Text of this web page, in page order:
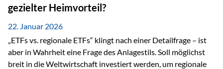
gezielter Heimvorteil?
22. Januar 2026
„ETFs vs. regionale ETFs“ klingt nach einer Detailfrage – ist
aber in Wahrheit eine Frage des Anlagestils. Soll möglichst
breit in die Weltwirtschaft investiert werden, um regionale